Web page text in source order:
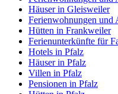
Häuser in Gleisweiler
Ferienwohnungen und
Hütten in Frankweiler
Ferienunterkünfte für
Hotels in Pfalz
Häuser in Pfalz
Villen in Pfalz
Pensionen in Pfalz